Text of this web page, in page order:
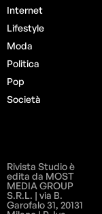
Internet
Lifestyle
Moda
Politica
Pop
Società
Rivista Studio è
edita da MOST
MEDIA GROUP
S.R.L. | via B.
Garofalo 31, 20131